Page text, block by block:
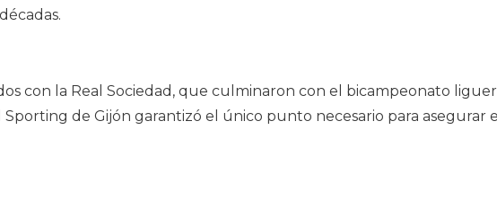
con la Real Sociedad, que culminaron con el bicampeonato
Sporting de Gijón garantizó el único punto necesario para asegurar